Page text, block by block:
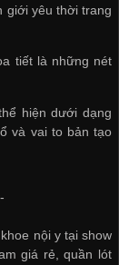
giới yêu thời trang
tiết là những nét
hiện dưới dạng
và vai to bản tạo
nội y tại show
giá rẻ, quần lót